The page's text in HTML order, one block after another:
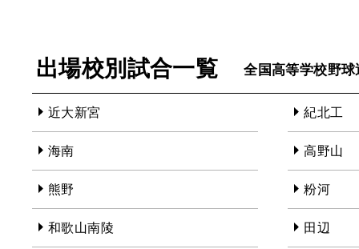
出場校別試合一覧 全国高等学校野
近大新宮 紀北工
海南 高野山
熊野 粉河
和歌山南陵 田辺